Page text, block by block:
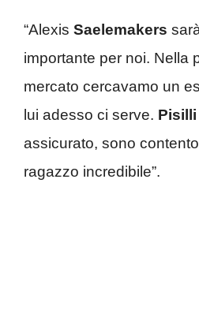
“Alexis Saelemakers
importante per noi. Nella
mercato cercavamo un
lui adesso ci serve. Pisilli
assicurato, sono
ragazzo incredibile”.